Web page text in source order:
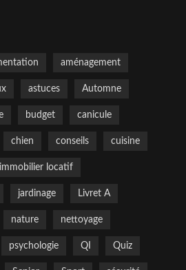
aménagement
astuces Automne
budget canicule
chien conseils cuisine
immobilier locatif
jardinage Livret A
nature nettoyage
psychologie QI Quiz